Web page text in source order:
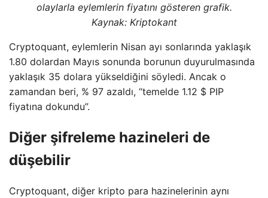
olaylarla eylemlerin fiyatını gösteren grafik.
Kaynak: Kriptokant
Cryptoquant, eylemlerin Nisan ayı sonlarında yaklaşık
1.80 dolardan Mayıs sonunda borunun duyurulmasında
yaklaşık 35 dolara yükseldiğini söyledi. Ancak o
zamandan beri, % 97 azaldı, “temelde 1.12 $ PIP
fiyatına dokundu”.
Diğer şifreleme hazineleri de
düşebilir
Cryptoquant, diğer kripto para hazinelerinin aynı